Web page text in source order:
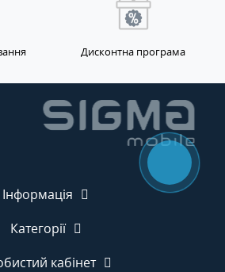
Дисконтна програма
Інформація
Категорії
кабінет